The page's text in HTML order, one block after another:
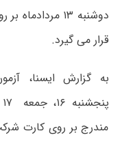
دوشنبه ۱۳
قرار می گیرد.
مندرج بر روی کارت